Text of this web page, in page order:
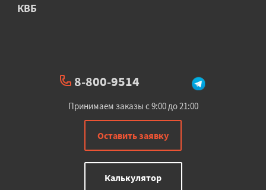
КВБ
8-800-9514
Принимаем заказы с 9:00 до 21:00
Оставить заявку
Калькулятор